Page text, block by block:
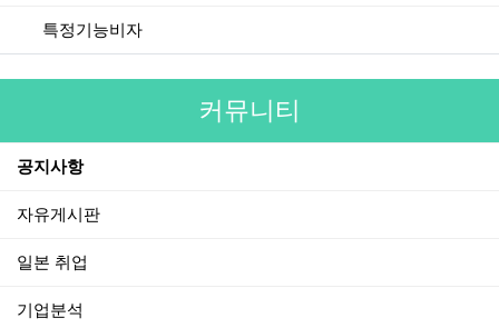
특정기능비자
커뮤니티
공지사항
자유게시판
일본 취업
기업분석